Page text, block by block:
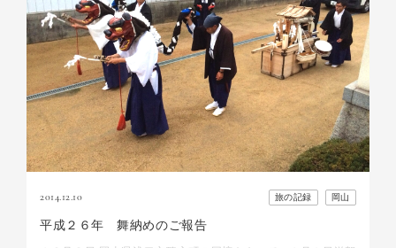
2014.12.10 旅の記録 岡山
平成２６年 舞納めのご報告